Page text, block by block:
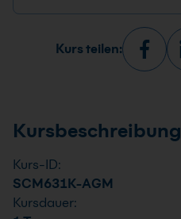
Kurs teilen:
Kursbeschreibung
Kurs-ID:
SCM631K-AGM
Kursdauer: